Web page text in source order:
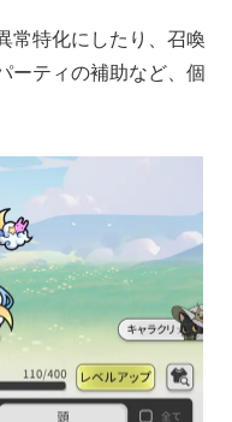
常特化にしたり、召喚
ーティの補助など、個